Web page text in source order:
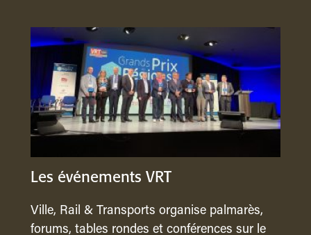
Les événements VRT
Ville, Rail & Transports organise palmarès,
forums, tables rondes et conférences sur le